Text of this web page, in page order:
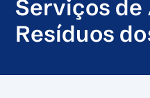
Serviços de
Resíduos